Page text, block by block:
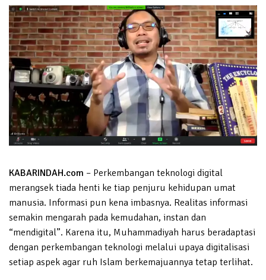
KABARINDAH.com – Perkembangan teknologi digital
merangsek tiada henti ke tiap penjuru kehidupan umat
manusia. Informasi pun kena imbasnya. Realitas informasi
semakin mengarah pada kemudahan, instan dan
“mendigital”. Karena itu, Muhammadiyah harus beradaptasi
dengan perkembangan teknologi melalui upaya digitalisasi
setiap aspek agar ruh Islam berkemajuannya tetap terlihat.